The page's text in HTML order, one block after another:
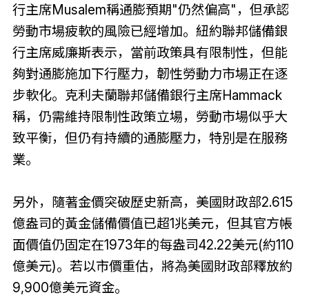
行主席Musalem稱通膨預期"仍然偏高"，但承認
勞動市場疲軟的風險已經增加。紐約聯邦儲備銀
行主席威廉斯表示，當前政策具有限制性，但能
夠對通膨施加下行壓力，韌性勞動力市場正在逐
步軟化。克利夫蘭聯邦儲備銀行主席Hammack
稱，仍需維持限制性政策立場，勞動市場似乎大
致平衡，但仍有持續的通膨壓力，特別是在服務
業。
另外，隨著金價突破歷史新高，美國財政部2.615
億盎司的黃金儲備價值已超1兆美元，但其官方帳
面價值仍固定在1973年的每盎司42.22美元(約110
億美元)。若以市價重估，將為美國財政部釋放約
9,900億美元資金。